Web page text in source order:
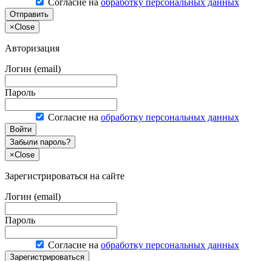
Отправить
×Close
Авторизация
Логин (email)
Пароль
Согласие на обработку персональных данных
Войти
Забыли пароль?
×Close
Зарегистрироваться на сайте
Логин (email)
Пароль
Согласие на обработку персональных данных
Зарегистрироваться